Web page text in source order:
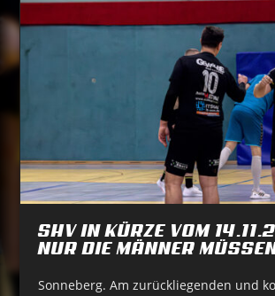
SHV IN KÜRZE VOM
NUR DIE MÄNNER
Sonneberg. Am zurückliegenden und